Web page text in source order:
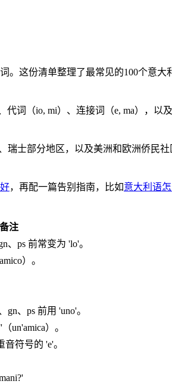
这份清单整理了最常见的100个意
词（io, mi）、连接词（e, ma），以
瑞士部分地区，以及美洲和欧洲侨民
，再配一篇告别指南，比如意大利语
备注
、ps 前常变为 'lo'。
）。
、ps 前用 'uno'。
un'amica）。
符号的 'e'。